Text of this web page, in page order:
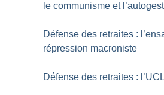
le communisme et
Défense des retraites :
répression macroniste
Défense des retraites :